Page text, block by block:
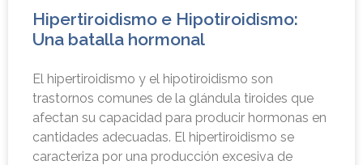
Hipertiroidismo e Hipotiroidismo:
Una batalla hormonal
El hipertiroidismo y el hipotiroidismo son
trastornos comunes de la glándula tiroides que
afectan su capacidad para producir hormonas en
cantidades adecuadas. El hipertiroidismo se
caracteriza por una producción excesiva de